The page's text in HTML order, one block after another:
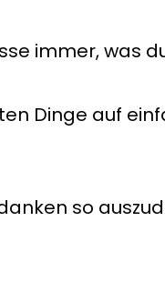
immer, was
Dinge auf
so